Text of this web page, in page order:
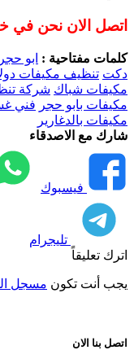
اتصل الان نحن في
كلمات مفتاحية : ابو حجر
دكت تنظيف مكيفات
مكيفات شباك شركة
مكيفات بابو حجر فني
مكيفات بالدغارير
شارك مع الاصدقاء
فيسبوك
تليجرام
اترك تعليقاً
يجب أنت تكون مسجل
اتصل بنا الان